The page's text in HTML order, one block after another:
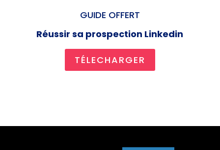
GUIDE OFFERT
Réussir sa prospection Linkedin
TÉLECHARGER